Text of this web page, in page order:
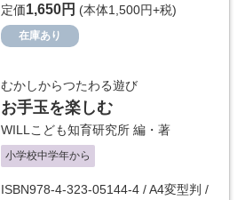
定価1,650円 (本体1,500円+税)
在庫あり
むかしからつたわる遊び
お手玉を楽しむ
WILLこども知育研究所 編・著
小学校中学年から
ISBN978-4-323-05144-4 / A4変型判 /